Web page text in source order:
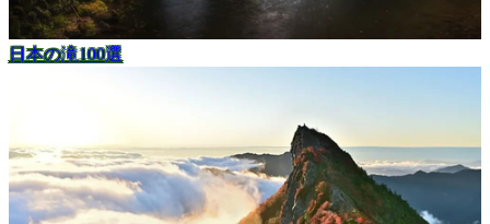
日本の滝100選